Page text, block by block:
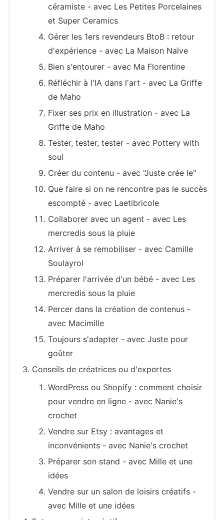
céramiste - avec Les Petites Porcelaines
et Super Ceramics
Gérer les 1ers revendeurs BtoB : retour
d'expérience - avec La Maison Naïve
Bien s'entourer - avec Ma Florentine
Réfléchir à l'IA dans l'art - avec La Griffe
de Maho
Fixer ses prix en illustration - avec La
Griffe de Maho
Tester, tester, tester - avec Pottery with
soul
Créer du contenu - avec "Juste crée le"
Que faire si on ne rencontre pas le succès
escompté - avec Laetibricole
Collaborer avec un agent - avec Les
mercredis sous la pluie
Arriver à se remobiliser - avec Camille
Soulayrol
Préparer l'arrivée d'un bébé - avec Les
mercredis sous la pluie
Percer dans la création de contenus -
avec Macimille
Toujours s'adapter - avec Juste pour
goûter
Conseils de créatrices ou d'expertes
WordPress ou Shopify : comment choisir
pour vendre en ligne - avec Nanie's
crochet
Vendre sur Etsy : avantages et
inconvénients - avec Nanie's crochet
Préparer son stand - avec Mille et une
idées
Vendre sur un salon de loisirs créatifs -
avec Mille et une idées